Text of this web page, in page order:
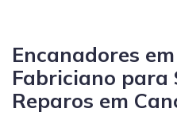
Encanadores
Fabriciano para
Reparos em